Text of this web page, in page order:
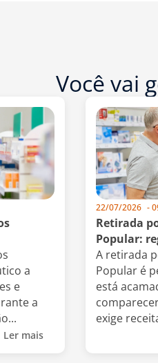
Você vai
a
e
a
Ler mais
22/07/2026 -
Retirada
Popular:
A retirada
Popular é
está
exige